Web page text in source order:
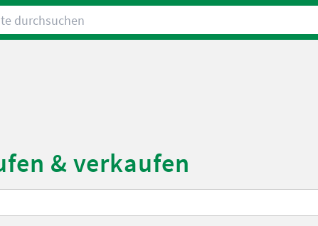
& verkaufen